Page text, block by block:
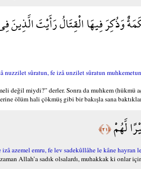
وَذُكِرَ فِيهَا الْقِتَالُ رَأَيْتَ
sûratun, fe izâ unzilet sûratun
değil miydi?” derler. Sonra da muhkem
ölüm hali çökmüş gibi bir bakışla sana
لَّهُمْ﴿٢١﴾
azemel emru, fe lev sadekûllâhe le kâne hayran
Allah’a sadık olsalardı, muhakkak ki onlar